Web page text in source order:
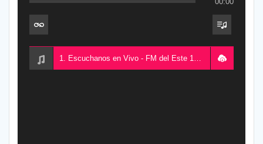
1. Escuchanos en Vivo - FM del Este 100.5, desde Chajarí, Entre Ríos, Argentina